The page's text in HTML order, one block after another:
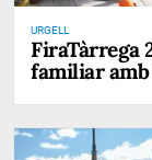
URGELL
FiraTàrrega
familiar amb